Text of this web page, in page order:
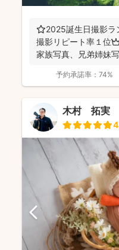
⭐️2025誕生日撮影ラ
撮影リピート率１位
家族写真、兄弟姉妹
予約承諾率： 74%
木村 拓実